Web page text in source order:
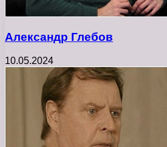
Александр Глебов
10.05.2024